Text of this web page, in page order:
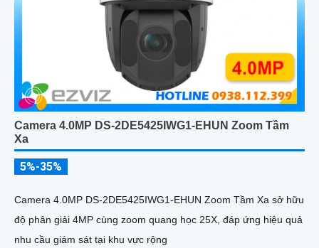
Camera 4.0MP DS-2DE5425IWG1-EHUN Zoom Tầm
Xa
5%-35%
Camera 4.0MP DS-2DE5425IWG1-EHUN Zoom Tầm Xa sở hữu
độ phân giải 4MP cùng zoom quang học 25X, đáp ứng hiệu quả
nhu cầu giám sát tại khu vực rộng